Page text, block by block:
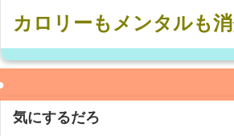
カロリーもメンタルも
気にするだろ